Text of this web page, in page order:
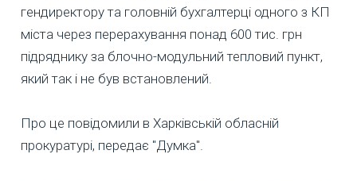
гендиректору та головній бухгалтерці одного з КП
міста через перерахування понад 600 тис. грн
підряднику за блочно-модульний тепловий пункт,
який так і не був встановлений.
Про це повідомили в Харківській обласній
прокуратурі, передає "Думка".